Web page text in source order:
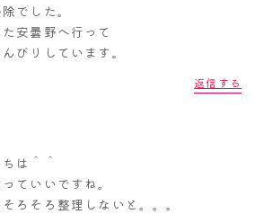
でした。
安曇野へ行って
びりしています。
返信する
は＾＾
ていいですね。
ろそろ整理しないと。。。